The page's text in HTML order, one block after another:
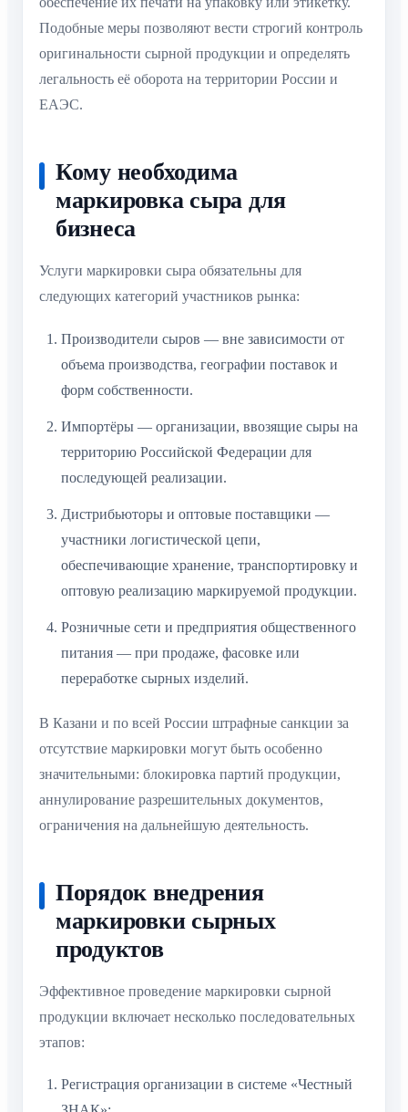
Подобные меры позволяют вести строгий контроль
оригинальности сырной продукции и определять
легальность её оборота на территории России и
ЕАЭС.
Кому необходима
маркировка сыра для
бизнеса
Услуги маркировки сыра обязательны для
следующих категорий участников рынка:
Производители сыров — вне зависимости от
объема производства, географии поставок и
форм собственности.
Импортёры — организации, ввозящие сыры на
территорию Российской Федерации для
последующей реализации.
Дистрибьюторы и оптовые поставщики —
участники логистической цепи,
обеспечивающие хранение, транспортировку и
оптовую реализацию маркируемой продукции.
Розничные сети и предприятия общественного
питания — при продаже, фасовке или
переработке сырных изделий.
В Казани и по всей России штрафные санкции за
отсутствие маркировки могут быть особенно
значительными: блокировка партий продукции,
аннулирование разрешительных документов,
ограничения на дальнейшую деятельность.
Порядок внедрения
маркировки сырных
продуктов
Эффективное проведение маркировки сырной
продукции включает несколько последовательных
этапов:
Регистрация организации в системе «Честный